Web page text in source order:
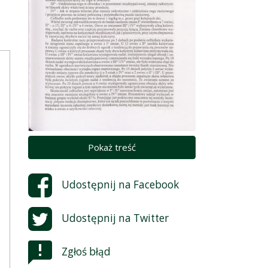
Pokaż treść
Udostępnij na Facebook
Udostępnij na Twitter
Zgłoś błąd